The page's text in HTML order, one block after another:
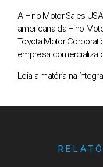
A Hino Motor Sales
americana da Hino
Toyota Motor
empresa comercializa
Leia a matéria na